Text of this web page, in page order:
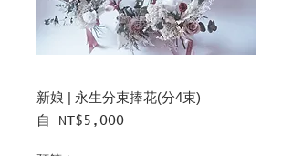
新娘 | 永生分束捧花(分4束)
自 NT$5,000促